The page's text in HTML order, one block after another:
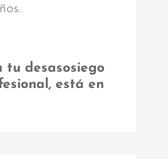
tu desasosiego
está en